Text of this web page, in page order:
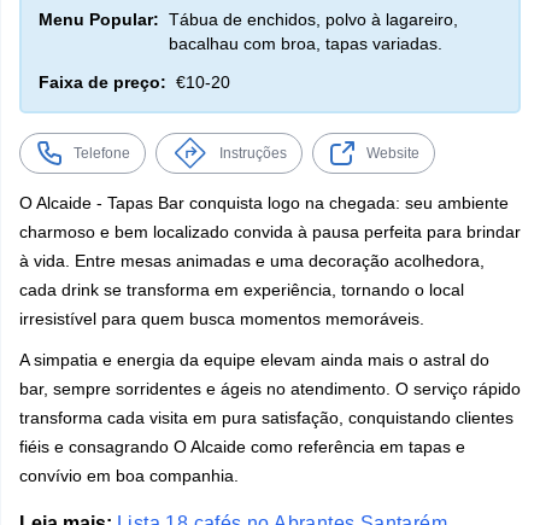
Menu Popular: Tábua de enchidos, polvo à lagareiro,
bacalhau com broa, tapas variadas.
Faixa de preço: €10-20
Telefone Instruções Website
O Alcaide - Tapas Bar conquista logo na chegada: seu ambiente
charmoso e bem localizado convida à pausa perfeita para brindar
à vida. Entre mesas animadas e uma decoração acolhedora,
cada drink se transforma em experiência, tornando o local
irresistível para quem busca momentos memoráveis.
A simpatia e energia da equipe elevam ainda mais o astral do
bar, sempre sorridentes e ágeis no atendimento. O serviço rápido
transforma cada visita em pura satisfação, conquistando clientes
fiéis e consagrando O Alcaide como referência em tapas e
convívio em boa companhia.